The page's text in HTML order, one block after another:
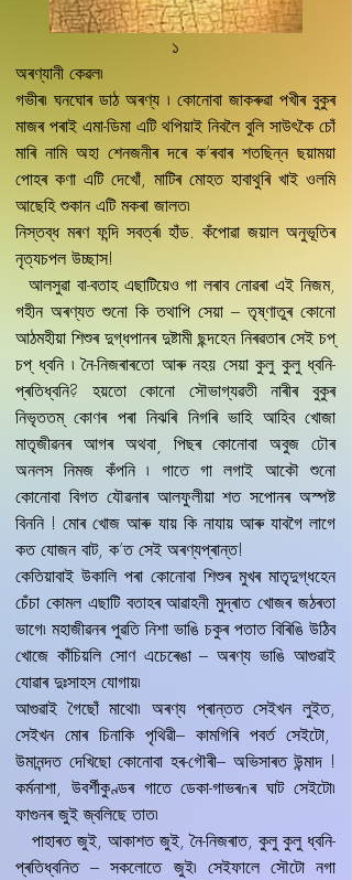
১
অৰণ্যানী কেৱল৷
গভীৰ৷ ঘনঘোৰ ডাঠ অৰণ্য ৷ কোনোবা জাকৰুৱা পখীৰ বুকুৰ
মাজৰ পৰাই এমা-ডিমা এটি থপিয়াই নিবলৈ বুলি সাউৎকৈ চোঁ
মাৰি নামি অহা শেনজনীৰ দৰে ক’ৰবাৰ শতছিন্ন ছয়াময়া
পোহৰ কণা এটি দেখোঁ, মাটিৰ মোহত হাবাথুৰি খাই ওলমি
আছেহি শুকান এটি মকৰা জালত৷
নিস্তব্ধ মৰণ ফন্দি সবৰ্ত্ৰ৷ হাঁড. কঁপোৱা জয়াল অনুভূতিৰ
নৃত্যচপল উচ্ছাস!
আলসুৱা বা-বতাহ এছাটিয়েও গা লৰাব নোৱৰা এই নিজম,
গহীন অৰণ্যত শুনো কি তথাপি সেয়া – তৃষ্ণাতুৰ কোনো
আঠমহীয়া শিশুৰ দুগ্ধপানৰ দুষ্টামী ছন্দহেন নিৰৱতাৰ সেই চপ্‌
চপ্‌ ধ্বনি ৷ নৈ-নিজৰাৰতো আৰু নহয় সেয়া কুলু কুলু ধ্বনি-
প্ৰতিধ্বনি? হয়তো কোনো সৌভাগ্যৱতী নাৰীৰ বুকুৰ
নিভৃততম্‌ কোণৰ পৰা নিঝৰি নিগৰি ভাহি আহিব খোজা
মাতৃজীৱনৰ আগৰ অথবা¸ পিছৰ কোনোবা অবুজ ঢৌৰ
অনলস নিমজ কঁপনি ৷ গাতে গা লগাই আকৌ শুনো
কোনোবা বিগত যৌৱনাৰ আলফুলীয়া শত সপোনৰ অস্পষ্ট
বিননি ! মোৰ খোজ আৰু যায় কি নাযায় আৰু যাবগৈ লাগে
কত যোজন বাট, ক’ত সেই অৰণ্যপ্ৰান্ত!
কেতিয়াবাই উকালি পৰা কোনোবা শিশুৰ মুখৰ মাতৃদুগ্ধহেন
চেঁচা কোমল এছাটি বতাহৰ আৱাহনী মুদ্ৰাত খোজৰ জঠৰতা
ভাগে৷ মহাজীৱনৰ পুৱতি নিশা ভাঙি চকুৰ পতাত বিৰিঙি উঠিব
খোজে কাঁচিয়লি সোণ এচেৰেঙা – অৰণ্য ভাঙি আগুৱাই
যোৱাৰ দুঃসাহস যোগায়৷
আগুৱাই গৈছোঁ মাথো৷ অৰণ্য প্ৰান্তত সেইখন লুইত,
সেইখন মোৰ চিনাকি পৃথিৱী– কামগিৰি পবৰ্ত সেইটো,
উমানন্দত দেখিছো কোনোবা হৰ-গৌৰী– অভিসাৰত উন্মাদ !
কৰ্মনাশা, উবৰ্শীকুণ্ডৰ গাতে ডেকা-গাভৰnৰ ঘাট সেইটো৷
ফাগুনৰ জুই জ্বলিছে তাত৷
পাহাৰত জুই, আকাশত জুই, নৈ-নিজৰাত, কুলু কুলু ধ্বনি-
প্ৰতিধ্বনিত – সকলোতে জুই৷ সেইফালে সৌটো নগা